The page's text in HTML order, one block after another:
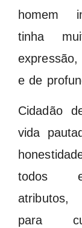
homem
tinha
e de
Cidadão
vida
todos
para